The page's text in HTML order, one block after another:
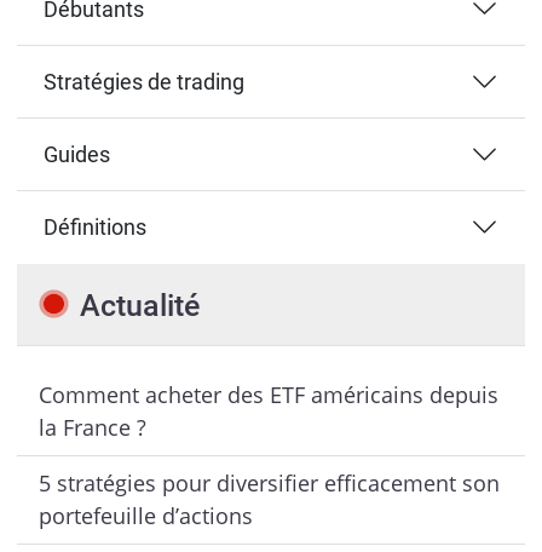
Débutants
Stratégies de trading
Guides
Définitions
Actualité
Comment acheter des ETF américains depuis
la France ?
5 stratégies pour diversifier efficacement son
portefeuille d’actions